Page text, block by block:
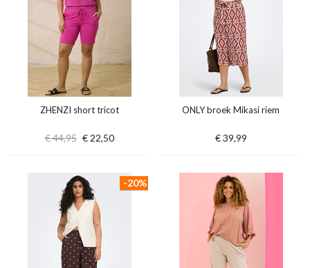
ZHENZI short tricot
€ 44,95 € 22,50
ONLY broek Mikasi riem
€ 39,99
-20%